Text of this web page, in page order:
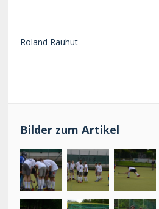
Roland Rauhut
Bilder zum Artikel